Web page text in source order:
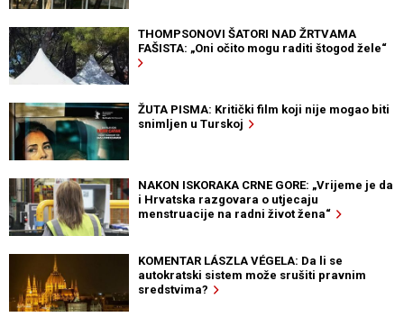
THOMPSONOVI ŠATORI NAD ŽRTVAMA
FAŠISTA: „Oni očito mogu raditi štogod žele“
ŽUTA PISMA: Kritički film koji nije mogao biti
snimljen u Turskoj
NAKON ISKORAKA CRNE GORE: „Vrijeme je da
i Hrvatska razgovara o utjecaju
menstruacije na radni život žena“
KOMENTAR LÁSZLA VÉGELA: Da li se
autokratski sistem može srušiti pravnim
sredstvima?